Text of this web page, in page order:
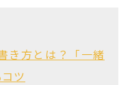
き方とは？「一緒
ツ